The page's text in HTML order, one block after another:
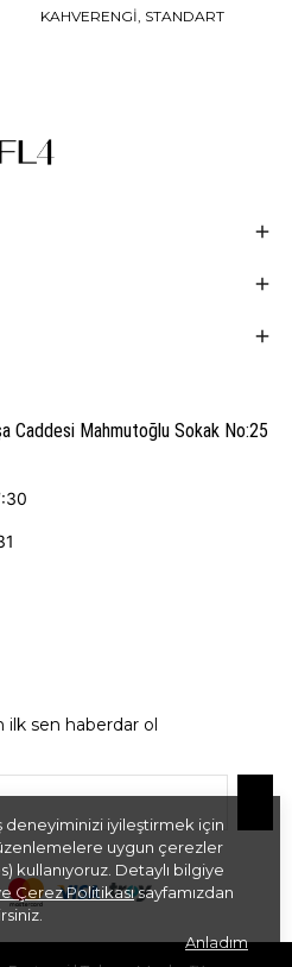
deneyiminizi iyileştirmek için
uygun çerezler
kullanıyoruz. Detaylı bilgiye
Çerez Politikasısayfamızdan
Anladım
KAHVERENGİ, STANDART
Caddesi Mahmutoğlu Sokak No:25
ilk sen haberdar ol